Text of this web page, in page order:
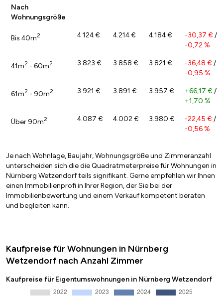
Nach
Wohnungsgröße
Bis 40m2 4.124 € 4.214 € 4.184 € -30,37 € /
-0,72 %
41m2 - 60m2 3.823 € 3.858 € 3.821 € -36,48 € /
-0,95 %
61m2 - 90m2 3.921 € 3.891 € 3.957 € +66,17 € /
+1,70 %
Über 90m2 4.087 € 4.002 € 3.980 € -22,45 € /
-0,56 %
Je nach Wohnlage, Baujahr, Wohnungsgröße und Zimmeranzahl
unterscheiden sich die die Quadratmeterpreise für Wohnungen in
Nürnberg Wetzendorf teils signifikant. Gerne empfehlen wir Ihnen
einen Immobilienprofi in Ihrer Region, der Sie bei der
Immobilienbewertung und einem Verkauf kompetent beraten
und begleiten kann.
Kaufpreise für Wohnungen in Nürnberg
Wetzendorf nach Anzahl Zimmer
Kaufpreise für Eigentumswohnungen in Nürnberg Wetzendorf